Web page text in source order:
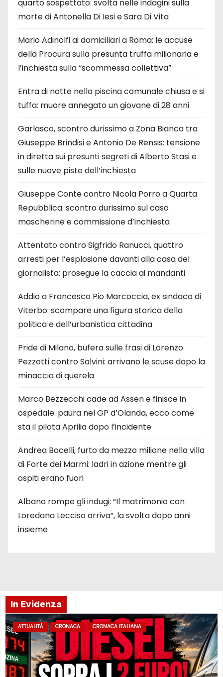
quarto sospettato: svolta nelle indagini sulla
morte di Antonella Di Iesi e Sara Di Vita
Mario Adinolfi ai domiciliari a Roma: le accuse
della Procura sulla presunta truffa milionaria e
l’inchiesta sulla “scommessa collettiva”
Entra di notte nella piscina comunale chiusa e si
tuffa: muore annegato un giovane di 28 anni
Garlasco, scontro durissimo a Zona Bianca tra
Giuseppe Brindisi e Antonio De Rensis: tensione
in diretta sui presunti segreti di Alberto Stasi e
sulle nuove piste dell’inchiesta
Giuseppe Conte contro Nicola Porro a Quarta
Repubblica: scontro durissimo sul caso
mascherine e commissione d’inchiesta
Attentato contro Sigfrido Ranucci, quattro
arresti per l’esplosione davanti alla casa del
giornalista: prosegue la caccia ai mandanti
Addio a Francesco Pio Marcoccia, ex sindaco di
Viterbo: scompare una figura storica della
politica e dell’urbanistica cittadina
Pride di Milano, bufera sulle frasi di Lorenzo
Pezzotti contro Salvini: arrivano le scuse dopo la
minaccia di querela
Marco Bezzecchi cade ad Assen e finisce in
ospedale: paura nel GP d’Olanda, ecco come
sta il pilota Aprilia dopo l’incidente
Andrea Bocelli, furto da mezzo milione nella villa
di Forte dei Marmi: ladri in azione mentre gli
ospiti erano fuori
Albano rompe gli indugi: “Il matrimonio con
Loredana Lecciso arriva”, la svolta dopo anni
insieme
In Evidenza
ATTUALITÀ CRONACA CRONACA ITALIANA